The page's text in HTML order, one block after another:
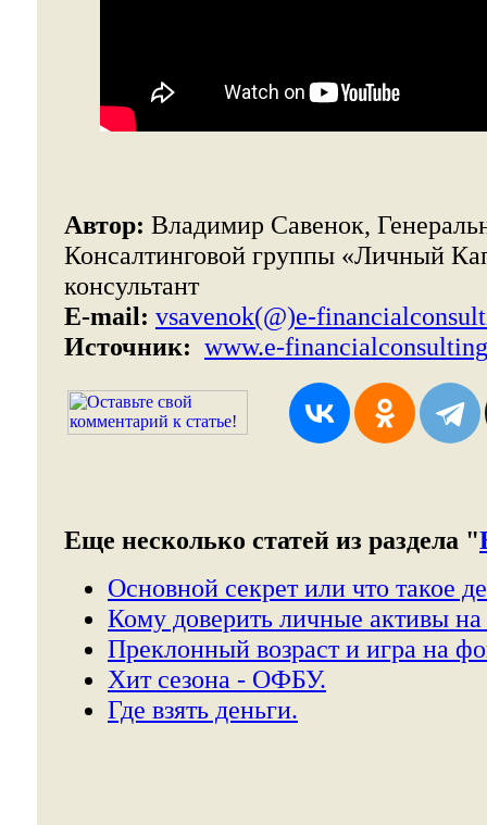
Автор: Владимир Савенок,
Консалтинговой группы «Личный
консультант
E-mail: vsavenok(@)e-
Источник: www.e-
Еще несколько статей из раздела "
Основной секрет или что такое
Кому доверить личные активы на
Преклонный возраст и игра на
Хит сезона - ОФБУ.
Где взять деньги.